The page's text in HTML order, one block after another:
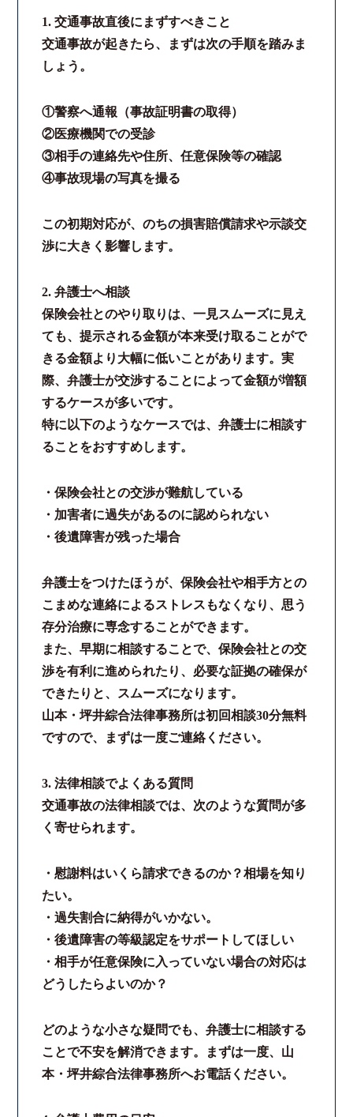
1. 交通事故直後にまずすべきこと
交通事故が起きたら、まずは次の手順を踏みま
しょう。
①警察へ通報（事故証明書の取得）
②医療機関での受診
③相手の連絡先や住所、任意保険等の確認
④事故現場の写真を撮る
この初期対応が、のちの損害賠償請求や示談交
渉に大きく影響します。
2. 弁護士へ相談
保険会社とのやり取りは、一見スムーズに見え
ても、提示される金額が本来受け取ることがで
きる金額より大幅に低いことがあります。実
際、弁護士が交渉することによって金額が増額
するケースが多いです。
特に以下のようなケースでは、弁護士に相談す
ることをおすすめします。
・保険会社との交渉が難航している
・加害者に過失があるのに認められない
・後遺障害が残った場合
弁護士をつけたほうが、保険会社や相手方との
こまめな連絡によるストレスもなくなり、思う
存分治療に専念することができます。
また、早期に相談することで、保険会社との交
渉を有利に進められたり、必要な証拠の確保が
できたりと、スムーズになります。
山本・坪井綜合法律事務所は初回相談30分無料
ですので、まずは一度ご連絡ください。
3. 法律相談でよくある質問
交通事故の法律相談では、次のような質問が多
く寄せられます。
・慰謝料はいくら請求できるのか？相場を知り
たい。
・過失割合に納得がいかない。
・後遺障害の等級認定をサポートしてほしい
・相手が任意保険に入っていない場合の対応は
どうしたらよいのか？
どのような小さな疑問でも、弁護士に相談する
ことで不安を解消できます。まずは一度、山
本・坪井綜合法律事務所へお電話ください。